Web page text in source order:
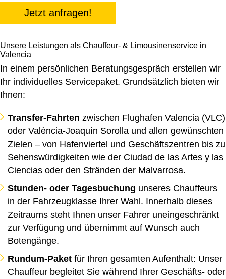
Jetzt anfragen!
Unsere Leistungen als Chauffeur- & Limousinenservice in
Valencia
In einem persönlichen Beratungsgespräch erstellen wir
Ihr individuelles Servicepaket. Grundsätzlich bieten wir
Ihnen:
Transfer-Fahrten zwischen Flughafen Valencia (VLC)
oder València-Joaquín Sorolla und allen gewünschten
Zielen – von Hafenviertel und Geschäftszentren bis zu
Sehenswürdigkeiten wie der Ciudad de las Artes y las
Ciencias oder den Stränden der Malvarrosa.
Stunden- oder Tagesbuchung unseres Chauffeurs
in der Fahrzeugklasse Ihrer Wahl. Innerhalb dieses
Zeitraums steht Ihnen unser Fahrer uneingeschränkt
zur Verfügung und übernimmt auf Wunsch auch
Botengänge.
Rundum-Paket für Ihren gesamten Aufenthalt: Unser
Chauffeur begleitet Sie während Ihrer Geschäfts- oder